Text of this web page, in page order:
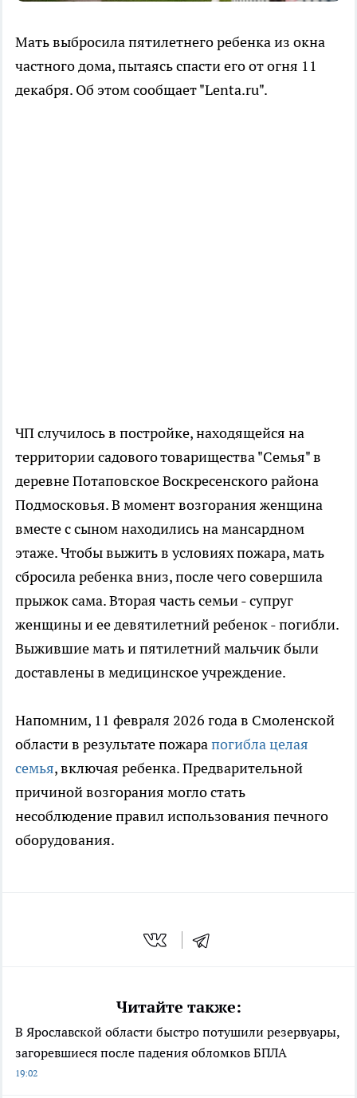
Мать выбросила пятилетнего ребенка из окна
частного дома, пытаясь спасти его от огня 11
декабря. Об этом сообщает "Lenta.ru".
ЧП случилось в постройке, находящейся на
территории садового товарищества "Семья" в
деревне Потаповское Воскресенского района
Подмосковья. В момент возгорания женщина
вместе с сыном находились на мансардном
этаже. Чтобы выжить в условиях пожара, мать
сбросила ребенка вниз, после чего совершила
прыжок сама. Вторая часть семьи - супруг
женщины и ее девятилетний ребенок - погибли.
Выжившие мать и пятилетний мальчик были
доставлены в медицинское учреждение.
Напомним, 11 февраля 2026 года в Смоленской
области в результате пожарапогибла целая
семья, включая ребенка. Предварительной
причиной возгорания могло стать
несоблюдение правил использования печного
оборудования.
Читайте также:
В Ярославской области быстро потушили резервуары,
загоревшиеся после падения обломков БПЛА
19:02